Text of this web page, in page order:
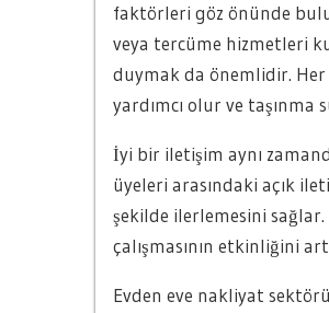
faktörleri göz önünde
veya tercüme hizmetleri
duymak da önemlidir. Her
yardımcı olur ve taşınma
İyi bir iletişim aynı
üyeleri arasındaki açık
şekilde ilerlemesini
çalışmasının etkinliğini
Evden eve nakliyat